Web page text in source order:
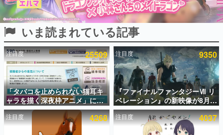
連載・特集一覧
殿堂入り記事
SNS拡散数が数千以上！ ページビュー数万以上！ などな
ど。多くの人々に読まれた、電ファミ渾身の“殿堂入り”記
事をまとめました。
ゲームの企画書
名作ゲームクリエイターの方々に製作時のエピソードをお
聞きし、ヒットする企画（ゲーム）とは何か？を探ってい
きます。
赫本
この物語を解いてはいけない。『赫本』は、〈試験問題〉
の形をした短編ホラー小説集です。
いま読まれている記事
注目度 25509
「タバコを止められない猫耳キ
ャラを描く深夜枠アニメ」に視
聴者の一部から批判意見。違法
薬物の使用と思しき描写も含め
て、BPOが議論を交わす
注目度 9350
『ファイナルファンタジーⅦ リ
ベレーション』の新映像が8月
26日早朝に公開へ。『FF7』リ
メイクシリーズの完結編、
「gamescom」のオープニング
注目度 4268 注目度 4037